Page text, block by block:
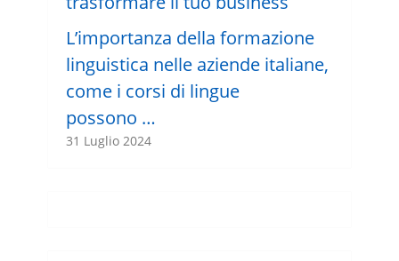
L’importanza della formazione
linguistica nelle aziende italiane,
come i corsi di lingue
possono …
31 Luglio 2024